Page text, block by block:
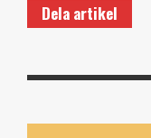
Dela artikel